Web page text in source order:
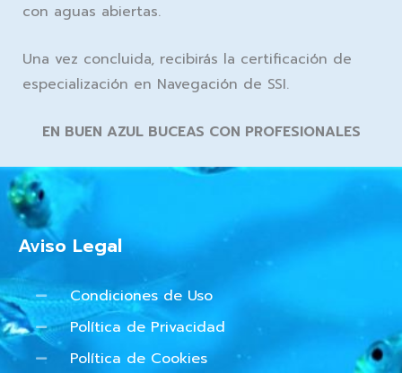
con aguas abiertas.
Una vez concluida, recibirás la certificación de
especialización en Navegación de SSI.
EN BUEN AZUL BUCEAS CON PROFESIONALES
Aviso Legal
Condiciones de Uso
Política de Privacidad
Política de Cookies